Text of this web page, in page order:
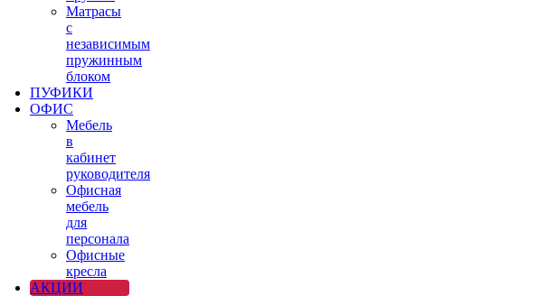
Матрасы
с
независимым
пружинным
блоком
ПУФИКИ
ОФИС
Мебель
в
кабинет
руководителя
Офисная
мебель
для
персонала
Офисные
кресла
АКЦИИ